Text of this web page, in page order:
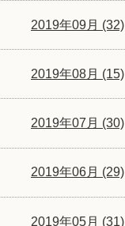
2019年09月 (32)
2019年08月 (15)
2019年07月 (30)
2019年06月 (29)
2019年05月 (31)